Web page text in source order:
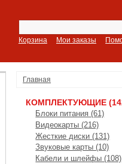
Корзина Мои заказы
Главная
КОМПЛЕКТУЮЩИЕ
Блоки питания (61)
Видеокарты (216)
Жесткие диски (131)
Звуковые карты (10)
Кабели и шлейфы (108)